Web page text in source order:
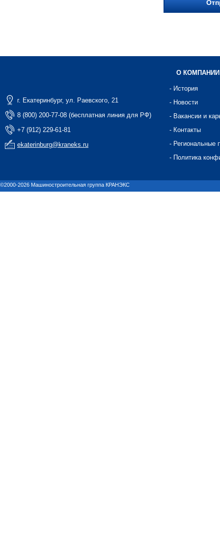
г. Екатеринбург, ул. Раевского, 21
8 (800) 200-77-08 (бесплатная линия для РФ)
+7 (912) 229-61-81
ekaterinburg@kraneks.ru
О КОМПАНИИ
- История
- Новости
- Вакансии и
- Контакты
- Региональные
- Политика
©2000-2026 Машиностроительная группа КРАНЭКС